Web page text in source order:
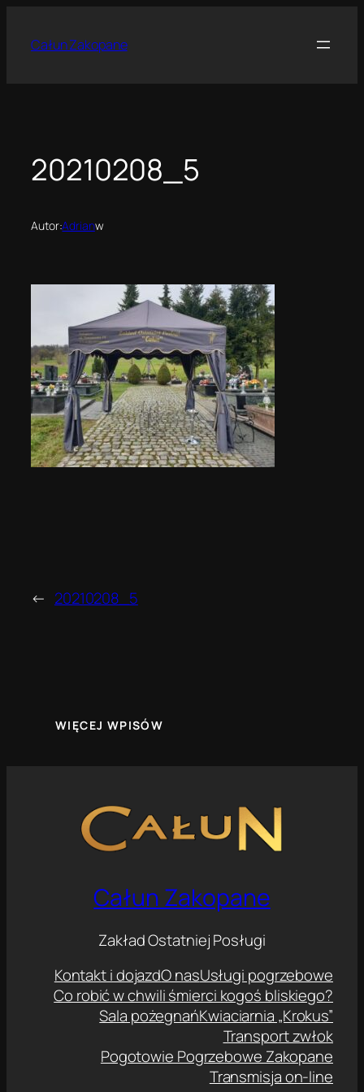
treści
Całun Zakopane
20210208_5
Autor:Adrianw
← 20210208_5
WIĘCEJ WPISÓW
Całun Zakopane
Zakład Ostatniej Posługi
Kontakt i dojazdO nasUsługi pogrzebowe
Co robić w chwili śmierci kogoś bliskiego?
Sala pożegnańKwiaciarnia „Krokus”
Transport zwłok
Pogotowie Pogrzebowe Zakopane
Transmisja on-line